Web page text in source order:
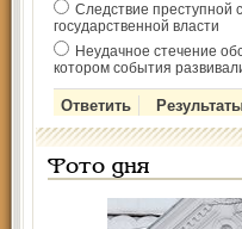
Следствие преступной
государственной власти
Неудачное стечение
котором события
Фото дня